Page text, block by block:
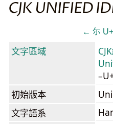
CJK UNIFIED
← 尓
文字區域
初始版本
文字語系